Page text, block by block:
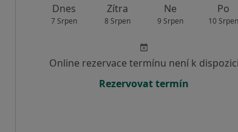
Dnes
7 Srpen
Zítra
8 Srpen
Ne
9 Srpen
Po
10 Srpen
Online rezervace termínu není k dispozici
Rezervovat termín